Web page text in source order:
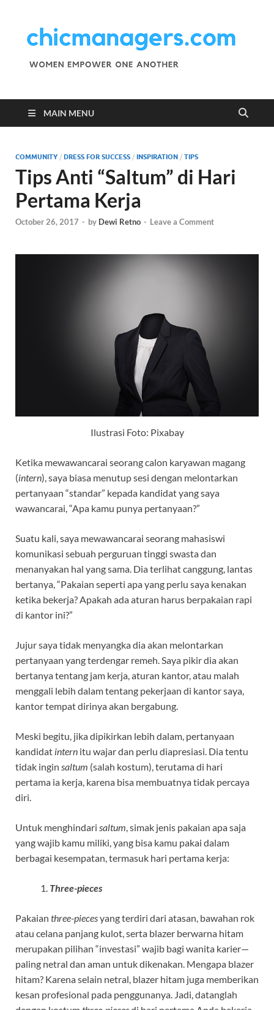
MAIN MENU
COMMUNITY / DRESS FOR SUCCESS / INSPIRATION / TIPS
Tips Anti “Saltum” di Hari
Pertama Kerja
October 26, 2017 - by Dewi Retno - Leave a Comment
Ilustrasi Foto: Pixabay
Ketika mewawancarai seorang calon karyawan magang
(intern), saya biasa menutup sesi dengan melontarkan
pertanyaan “standar” kepada kandidat yang saya
wawancarai, “Apa kamu punya pertanyaan?”
Suatu kali, saya mewawancarai seorang mahasiswi
komunikasi sebuah perguruan tinggi swasta dan
menanyakan hal yang sama. Dia terlihat canggung, lantas
bertanya, “Pakaian seperti apa yang perlu saya kenakan
ketika bekerja? Apakah ada aturan harus berpakaian rapi
di kantor ini?”
Jujur saya tidak menyangka dia akan melontarkan
pertanyaan yang terdengar remeh. Saya pikir dia akan
bertanya tentang jam kerja, aturan kantor, atau malah
menggali lebih dalam tentang pekerjaan di kantor saya,
kantor tempat dirinya akan bergabung.
Meski begitu, jika dipikirkan lebih dalam, pertanyaan
kandidat intern itu wajar dan perlu diapresiasi. Dia tentu
tidak ingin saltum (salah kostum), terutama di hari
pertama ia kerja, karena bisa membuatnya tidak percaya
diri.
Untuk menghindari saltum, simak jenis pakaian apa saja
yang wajib kamu miliki, yang bisa kamu pakai dalam
berbagai kesempatan, termasuk hari pertama kerja:
Three-pieces
Pakaian three-piecesyang terdiri dari atasan, bawahan rok
atau celana panjang kulot, serta blazer berwarna hitam
merupakan pilihan “investasi” wajib bagi wanita karier—
paling netral dan aman untuk dikenakan. Mengapa blazer
hitam? Karena selain netral, blazer hitam juga memberikan
kesan profesional pada penggunanya. Jadi, datanglah